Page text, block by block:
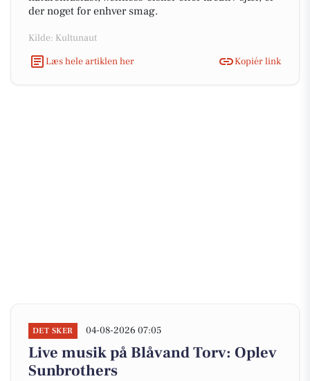
der noget for enhver smag.
Kilde: Kultunaut
Læs hele artiklen her
Kopiér link
DET SKER 04-08-2026 07:05
Live musik på Blåvand Torv: Oplev
Sunbrothers